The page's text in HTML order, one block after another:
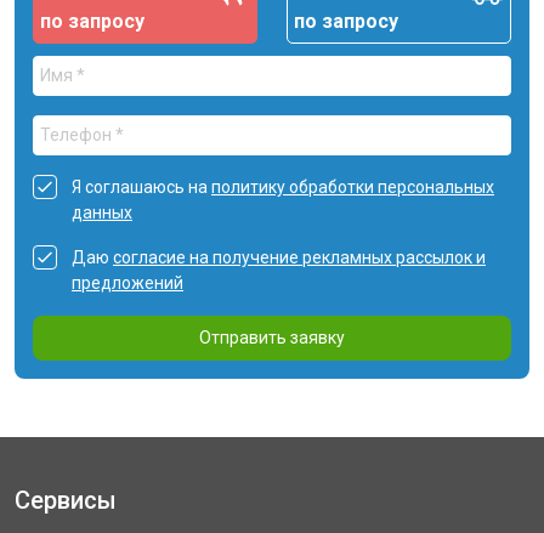
по запросу по запросу
Я соглашаюсь на политику обработки персональных
данных
Даю согласие на получение рекламных рассылок и
предложений
Отправить заявку
Сервисы